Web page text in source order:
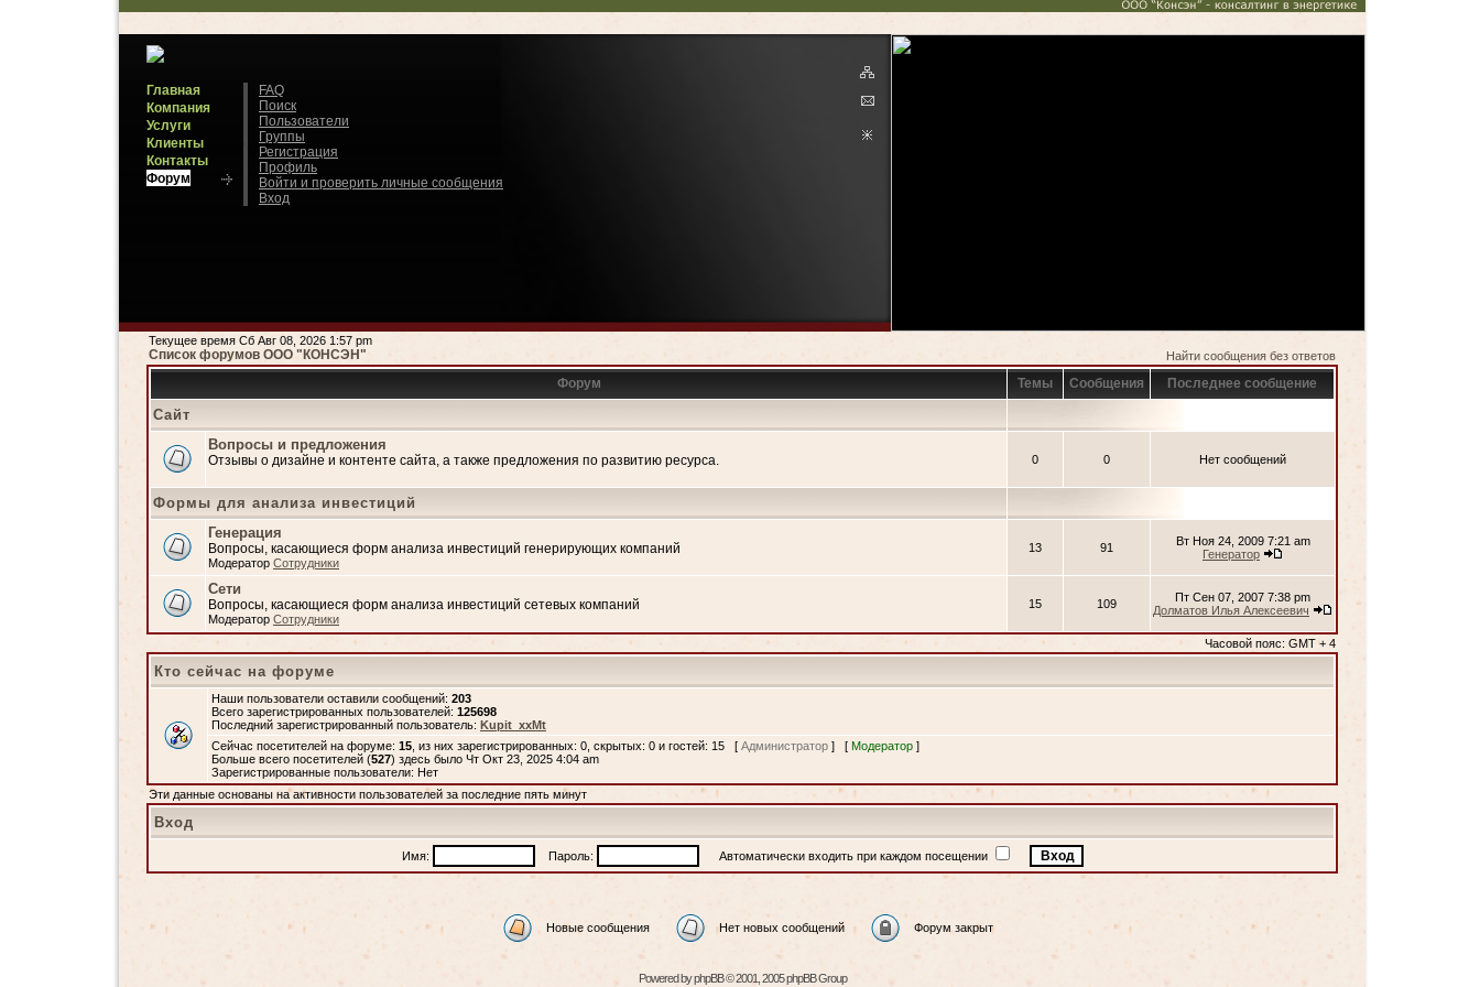
Главная
Компания
Услуги
Клиенты
Контакты
Форум
FAQ
Поиск
Пользователи
Группы
Регистрация
Профиль
Войти и проверить личные сообщения
Вход
Текущее время Сб Авг 08, 2026 1:57 pm
Список форумов ООО "КОНСЭН" Найти сообщения без ответов
Форум Темы Сообщения Последнее сообщение
Сайт
Вопросы и предложения
Отзывы о дизайне и контенте сайта, а также предложения по развитию ресурса. 0 0 Нет сообщений
Формы для анализа инвестиций
Генерация
Вопросы, касающиеся форм анализа инвестиций генерирующих компаний
Модератор Сотрудники
13 91
Вт Ноя 24, 2009 7:21 am
Генератор
Сети
Вопросы, касающиеся форм анализа инвестиций сетевых компаний
Модератор Сотрудники
15 109
Пт Сен 07, 2007 7:38 pm
Долматов Илья Алексеевич
Часовой пояс: GMT + 4
Кто сейчас на форуме
Наши пользователи оставили сообщений: 203
Всего зарегистрированных пользователей: 125698
Последний зарегистрированный пользователь: Kupit_xxMt
Сейчас посетителей на форуме: 15 , из них зарегистрированных: 0, скрытых: 0 и гостей: 15 [ Администратор ] [ Модератор ]
Больше всего посетителей (527) здесь было Чт Окт 23, 2025 4:04 am
Зарегистрированные пользователи: Нет
Эти данные основаны на активности пользователей за последние пять минут
Вход
Имя: Пароль: Автоматически входить при каждом посещении
Новые сообщения Нет новых сообщений Форум закрыт
Powered byphpBB© 2001, 2005 phpBB Group